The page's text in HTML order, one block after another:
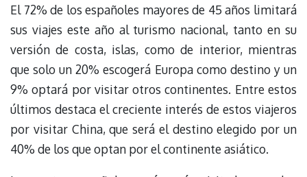
El 72% de los españoles mayores de 45 años limitará
sus viajes este año al turismo nacional, tanto en su
versión de costa, islas, como de interior, mientras
que solo un 20% escogerá Europa como destino y un
9% optará por visitar otros continentes. Entre estos
últimos destaca el creciente interés de estos viajeros
por visitar China, que será el destino elegido por un
40% de los que optan por el continente asiático.